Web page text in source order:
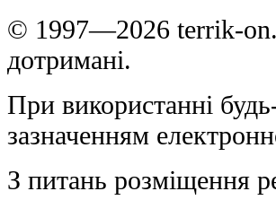
© 1997—2026 terrik-
дотримані.
При використанні
зазначенням
З питань розміщення